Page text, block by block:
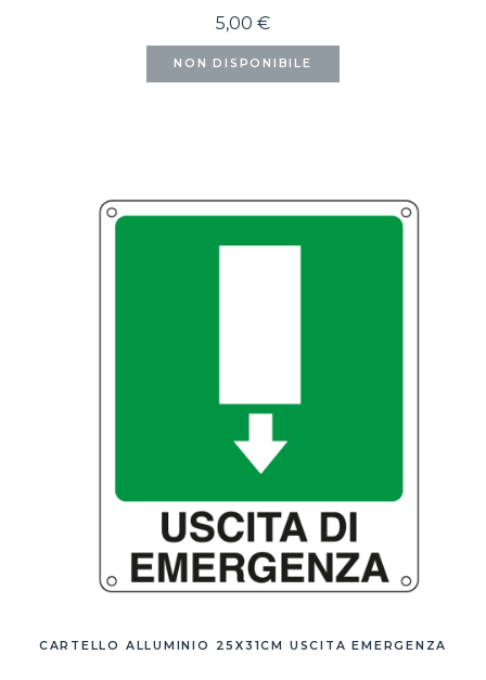
5,00 €
NON DISPONIBILE
CARTELLO ALLUMINIO 25X31CM USCITA EMERGENZA